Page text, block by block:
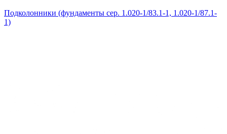
Подколонники (фундаменты сер. 1.020-1/83.1-1, 1.020-1/87.1-
1)